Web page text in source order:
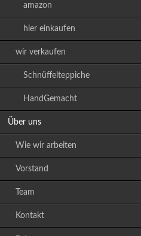
amazon
hier einkaufen
wir verkaufen
Schnüffelteppiche
HandGemacht
Über uns
Wie wir arbeiten
Vorstand
Team
Kontakt